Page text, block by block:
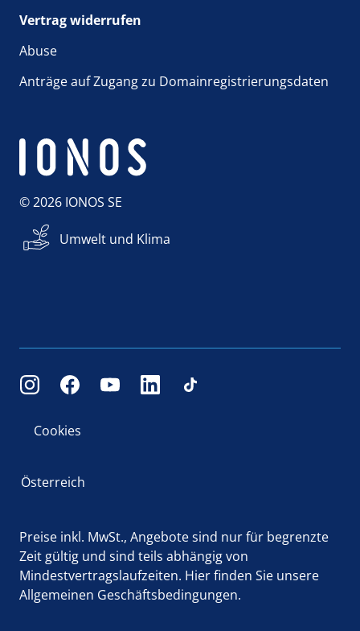
Vertrag widerrufen
Abuse
Anträge auf Zugang zu Domainregistrierungsdaten
© 2026 IONOS SE
Umwelt und Klima
Cookies
Österreich
Preise inkl. MwSt., Angebote sind nur für begrenzte
Zeit gültig und sind teils abhängig von
Mindestvertragslaufzeiten. Hierfinden Sie unsere
Allgemeinen Geschäftsbedingungen.